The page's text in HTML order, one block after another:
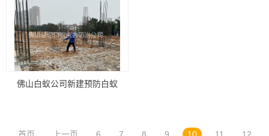
佛山白蚁公司新建预防白蚁
首页 上一页 6 7 8 9 10 11 12